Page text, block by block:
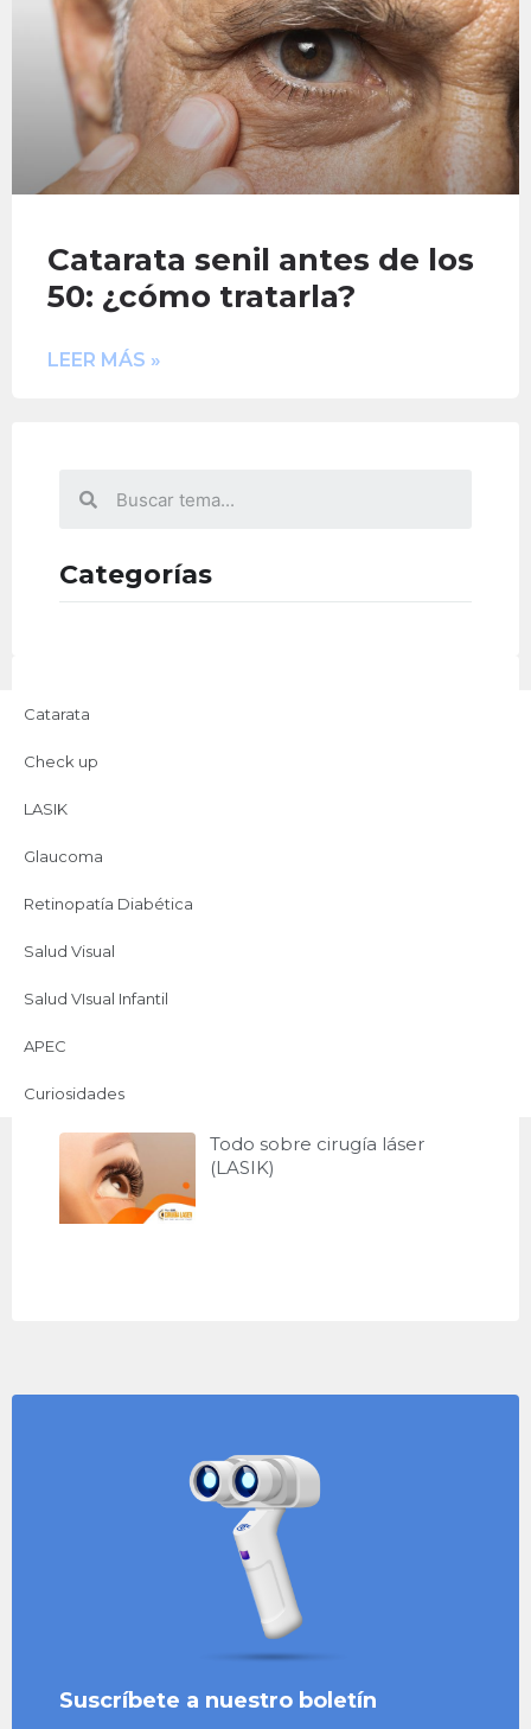
Catarata senil antes de los
50: ¿cómo tratarla?
LEER MÁS »
Categorías
Catarata
Check up
LASIK
Glaucoma
Retinopatía Diabética
Salud Visual
Salud VIsual Infantil
APEC
Curiosidades
Lo más leído
Todo sobre cirugía láser
(LASIK)
Suscríbete a nuestro boletín